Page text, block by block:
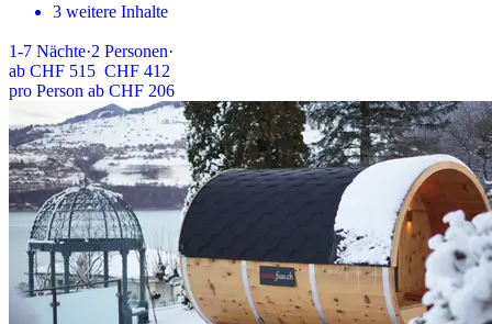
3 weitere Inhalte
1-7 Nächte·2 Personen·
ab CHF 515 CHF 412
pro Person ab CHF 206